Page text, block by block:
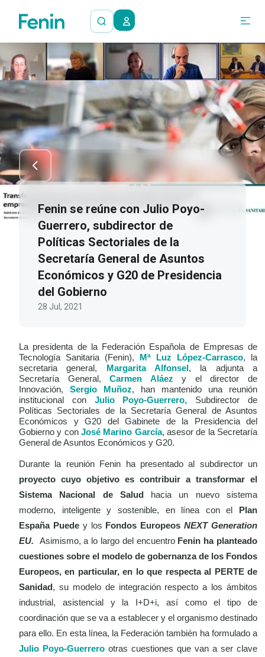
Fenin se reúne con Julio Poyo-
Guerrero, subdirector de
Políticas Sectoriales de la
Secretaría General de Asuntos
Económicos y G20 de Presidencia
del Gobierno
28 Jul, 2021
La presidenta de la Federación Española de Empresas de
Tecnología Sanitaria (Fenin),
Mª Luz López-Carrasco, la
secretaria general,
Margarita Alfonsel , la adjunta a
Secretaría General,Carmen Aláez y el director de
Innovación, Sergio Muñoz, han mantenido una reunión
institucional con Julio Poyo-Guerrero, Subdirector de
Políticas Sectoriales de la Secretaría General de Asuntos
Económicos y G20 del Gabinete de la Presidencia del
Gobierno y con José Marino García, asesor de la Secretaría
General de Asuntos Económicos y G20.
Durante la reunión Fenin ha presentado al subdirector un
proyecto cuyo objetivo es contribuir a transformar el
Sistema Nacional de Salud
hacia un nuevo sistema
moderno, inteligente y sostenible, en línea con el
Plan
España Puede y los Fondos EuropeosNEXT Generation
EU.
Asimismo, a lo largo del encuentroFenin ha planteado
cuestiones sobre el modelo de gobernanza de los Fondos
Europeos, en particular, en lo que respecta al PERTE de
Sanidad, su modelo de integración respecto a los ámbitos
industrial, asistencial y la I+D+i, así como el tipo de
coordinación que se va a establecer y el organismo destinado
para ello. En esta línea, la Federación también ha formulado a
Julio Poyo-Guerrero otras cuestiones que van a ser clave